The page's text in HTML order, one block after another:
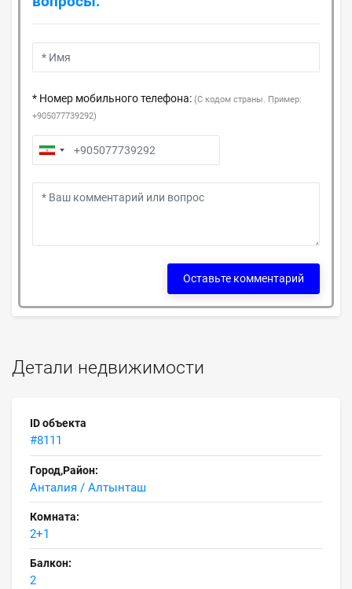
Детали недвижимости
ID объекта
#8111
Город,Район:
Анталия / Алтынташ
Комната:
2+1
Балкон:
2
* Номер мобильного телефона: (С кодом страны. Пример:
+905077739292)
Оставьте комментарий